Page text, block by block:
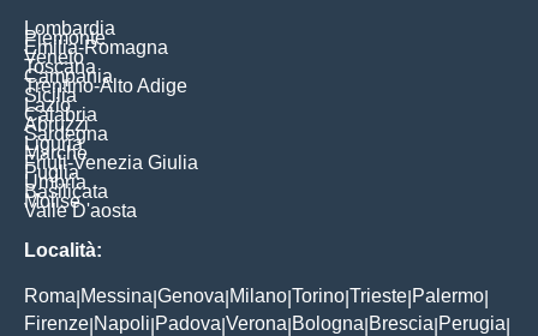
Lombardia
Piemonte
Emilia-Romagna
Veneto
Toscana
Campania
Trentino-Alto Adige
Sicilia
Lazio
Calabria
Abruzzi
Sardegna
Liguria
Marche
Friuli-Venezia Giulia
Puglia
Umbria
Basilicata
Molise
Valle D'aosta
Località:
Roma Messina Genova Milano Torino Trieste Palermo
Firenze Napoli Padova Verona Bologna Brescia Perugia